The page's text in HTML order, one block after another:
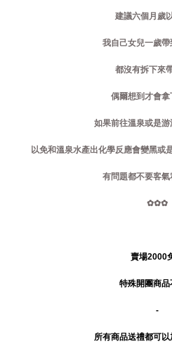
建議六個月歲
我自己女兒一歲
都沒有拆下來
偶爾想到才會拿
如果前往溫泉或是
以免和溫泉水產出化學反應會變黑或
有問題都不要客
✿✿✿
賣場2000
特殊開團商品
-
所有商品送禮都可以